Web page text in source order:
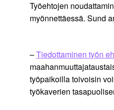
Työehtojen
myönnettäessä. Sund
–Tiedottaminen työn
työpaikoilla toivoisin
työkaverien